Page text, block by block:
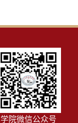
学院微信公众号